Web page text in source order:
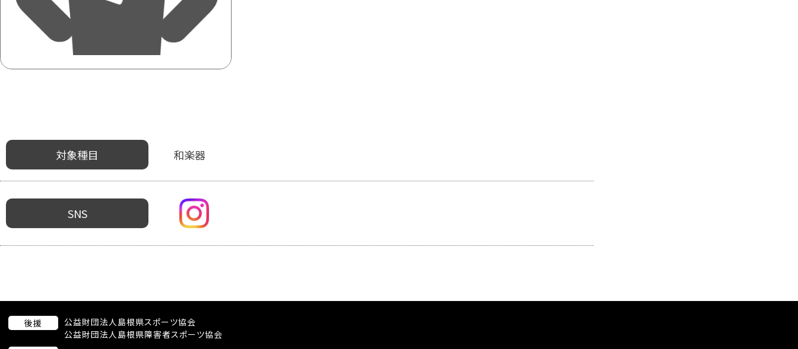
対象種目 和楽器
SNS
後援
公益財団法人島根県スポーツ協会
公益財団法人島根県障害者スポーツ協会